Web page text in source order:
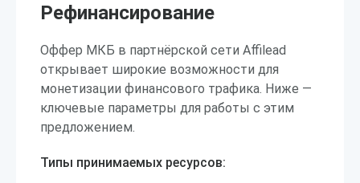
Рефинансирование
Оффер МКБ в партнёрской сети Affilead
открывает широкие возможности для
монетизации финансового трафика. Ниже —
ключевые параметры для работы с этим
предложением.
Типы принимаемых ресурсов: